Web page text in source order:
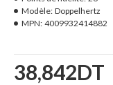
38,842DT
Modèle: Doppelhertz
MPN: 4009932414882